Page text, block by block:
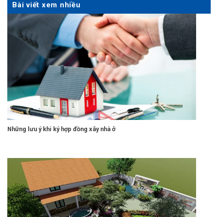
Bài viết xem nhiều
Những lưu ý khi ký hợp đồng xây nhà ở